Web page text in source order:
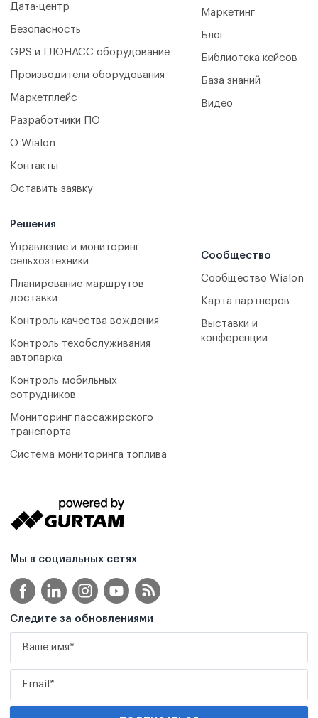
Дата-центр
Безопасность
GPS и ГЛОНАСС оборудование
Производители оборудования
Маркетплейс
Разработчики ПО
О Wialon
Контакты
Оставить заявку
Решения
Управление и мониторинг
сельхозтехники
Планирование маршрутов
доставки
Контроль качества вождения
Контроль техобслуживания
автопарка
Контроль мобильных
сотрудников
Мониторинг пассажирского
транспорта
Система мониторинга топлива
Маркетинг
Блог
Библиотека кейсов
База знаний
Видео
Сообщество
Сообщество Wialon
Карта партнеров
Выставки и
конференции
Мы в социальных сетях
Следите за обновлениями